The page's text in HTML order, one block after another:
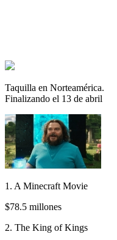
Taquilla en Norteamérica.
Finalizando el 13 de abril
1. A Minecraft Movie
$78.5 millones
2. The King of Kings